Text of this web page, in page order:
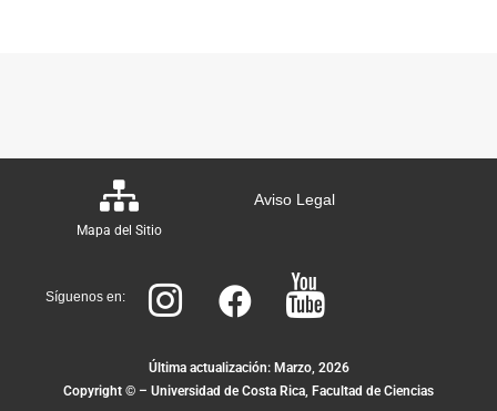
Mapa del Sitio
Aviso Legal
Síguenos en:
Última actualización: Marzo, 2026
Copyright © – Universidad de Costa Rica, Facultad de Ciencias